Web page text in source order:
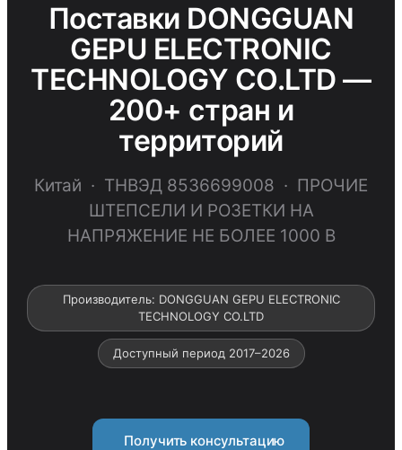
Поставки DONGGUAN
GEPU ELECTRONIC
TECHNOLOGY CO.LTD —
200+ стран и
территорий
Китай · ТНВЭД 8536699008 · ПРОЧИЕ
ШТЕПСЕЛИ И РОЗЕТКИ НА
НАПРЯЖЕНИЕ НЕ БОЛЕЕ 1000 В
Производитель: DONGGUAN GEPU ELECTRONIC
TECHNOLOGY CO.LTD
Доступный период 2017–2026
Получить консультацию